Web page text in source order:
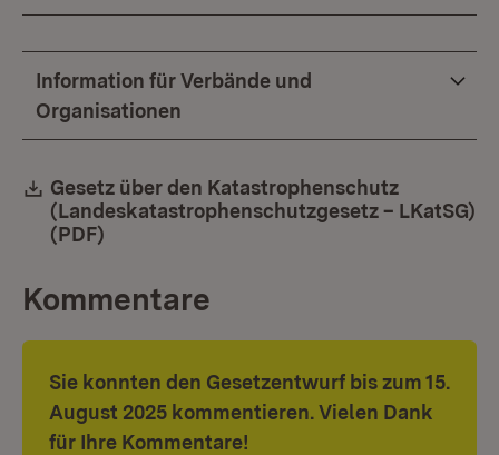
Information für Verbände und
Organisationen
Download:
Gesetz über den Katastrophenschutz
(Landeskatastrophenschutzgesetz – LKatSG)
(PDF)
Kommentare
Sie konnten den Gesetzentwurf bis zum 15.
August 2025 kommentieren. Vielen Dank
für Ihre Kommentare!